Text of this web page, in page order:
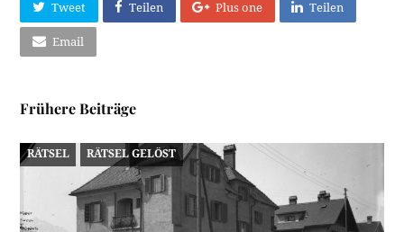
Tweet Teilen Plus one Teilen
Email
Frühere Beiträge
RÄTSEL RÄTSEL GELÖST